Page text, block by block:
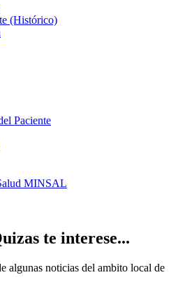
(Histórico)
Paciente
MINSAL
te interese...
algunas noticias del ambito local de